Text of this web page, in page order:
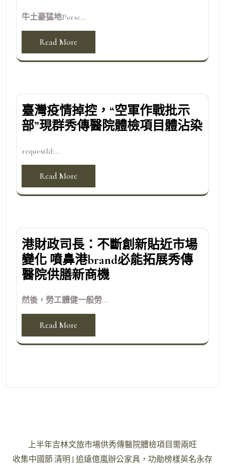
牛土豪猛地Porsc...
Read More
臺灣疫情掉控，“空軍作戰批示
部”現群秀傳醫院體檢項目體沾染
requestId:...
Read More
港財政司長：不斷創新貼近市場
變化 噴鼻港brand必能拓展秀傳
醫院供膳新商機
然後，勞工體健一般勞...
Read More
章
上半年吉林文旅市場供秀傳醫院體檢項目需兩旺
收集中國節·清明 | 追遠億嵐辦公家具，功勛榜樣英名永存